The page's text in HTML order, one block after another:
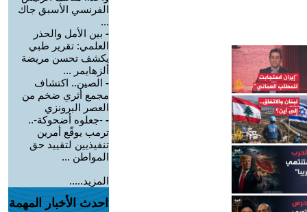
الفرنسي الأسبق جاك
...
- بين الأمل والحذر
العلمي: تقرير طبي
يكشف تحسن مريضة
ألزهايمر ...
- الصين.. اكتشاف
مجمع أثري ضخم من
العصر البرونزي
- -جعلوه أضحوكة-..
ترمب يوقّع أمرين
تنفيذيين لتقييد حق
المواطن ...
المزيد.....
احدث الأخبار المهمة